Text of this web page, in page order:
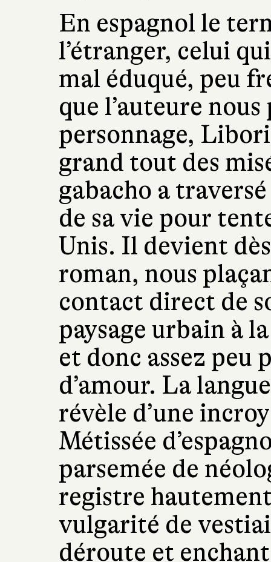
En espagnol le
l’étranger, celui
mal éduqué, peu
que l’auteure
personnage,
grand tout des
gabacho a
de sa vie pour
Unis. Il devient
roman, nous
contact direct de
paysage urbain à
et donc assez peu
d’amour. La
révèle d’une
Métissée
parsemée de
registre
vulgarité de
déroute et